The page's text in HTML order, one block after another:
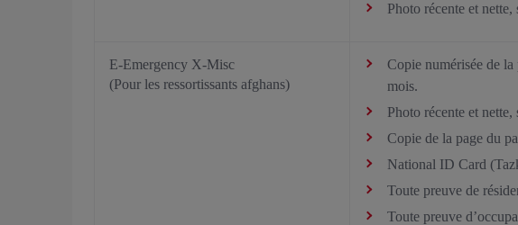
Photo récente et
E-Emergency X-Misc
(Pour les ressortissants afghans)
Copie numérisée de
mois.
Photo récente et
Copie de la page du
National ID Card
Toute preuve de
Toute preuve